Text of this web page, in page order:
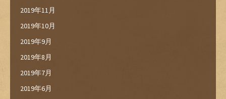
2019年11月
2019年10月
2019年9月
2019年8月
2019年7月
2019年6月